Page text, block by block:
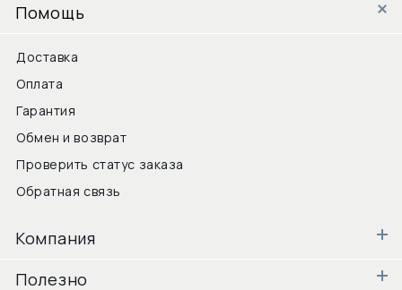
Помощь
Доставка
Оплата
Гарантия
Обмен и возврат
Проверить статус заказа
Обратная связь
Компания
Полезно